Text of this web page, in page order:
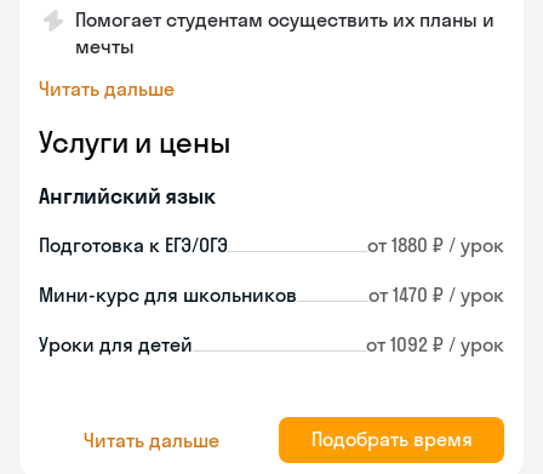
Помогает студентам осуществить их планы и
мечты
Читать дальше
Услуги и цены
Английский язык
Подготовка к ЕГЭ/ОГЭ от 1880 ₽ / урок
Мини-курс для школьников от 1470 ₽ / урок
Уроки для детей от 1092 ₽ / урок
Читать дальше Подобрать время